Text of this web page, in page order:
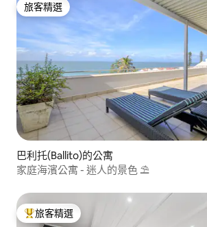
旅客精選
旅客精選
巴利托(Ballito)的公寓
家庭海濱公寓 - 迷人的景色 ⛱
旅客精選榜首
旅客精選